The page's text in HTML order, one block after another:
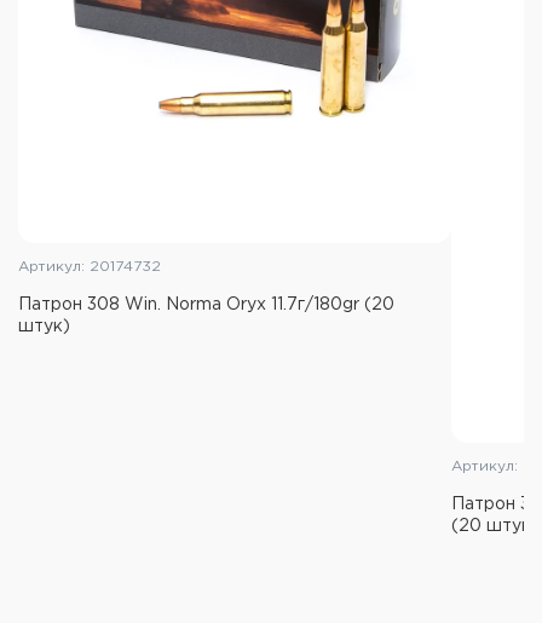
Артикул: 20174732
Патрон 308 Win. Norma Oryx 11.7г/180gr (20
штук)
Артикул:
Патрон
(20 штук)